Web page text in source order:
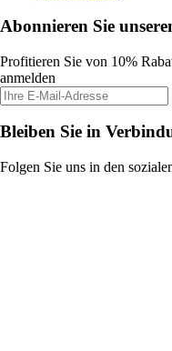
Abonnieren Sie
Profitieren Sie von 10%
anmelden
Bleiben Sie in
Folgen Sie uns in den